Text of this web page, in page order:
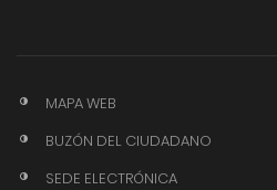
MAPA WEB
BUZÓN DEL CIUDADANO
SEDE ELECTRÓNICA